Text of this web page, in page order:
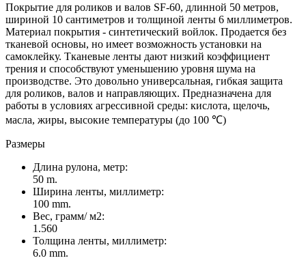
Покрытие для роликов и валов SF-60, длинной 50 метров,
шириной 10 сантиметров и толщиной ленты 6 миллиметров.
Материал покрытия - синтетический войлок. Продается без
тканевой основы, но имеет возможность установки на
самоклейку. Тканевые ленты дают низкий коэффициент
трения и способствуют уменьшению уровня шума на
производстве. Это довольно универсальная, гибкая защита
для роликов, валов и направляющих. Предназначена для
работы в условиях агрессивной среды: кислота, щелочь,
масла, жиры, высокие температуры (до 100 ℃)
Размеры
Длина рулона, метр:
50 m.
Ширина ленты, миллиметр:
100 mm.
Вес, грамм/ м2:
1.560
Толщина ленты, миллиметр:
6.0 mm.